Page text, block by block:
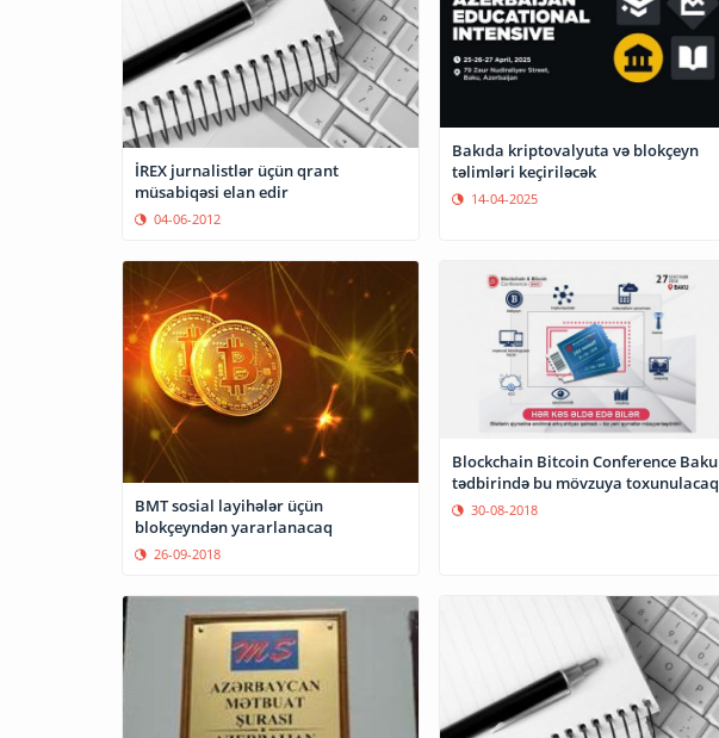
İREX jurnalistlər üçün qrant
müsabiqəsi elan edir
04-06-2012
Bakıda kriptovalyuta və blokçeyn
təlimləri keçiriləcək
14-04-2025
BMT sosial layihələr üçün
blokçeyndən yararlanacaq
26-09-2018
Blockchain Bitcoin Conference Baku
tədbirində bu mövzuya toxunulacaq
30-08-2018